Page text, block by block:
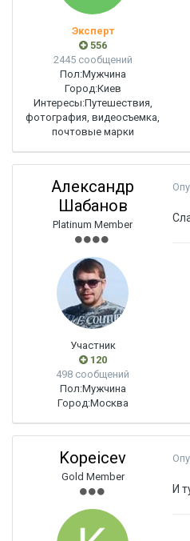
Эксперт
556
2445 сообщений
Пол:Мужчина
Город:Киев
Интересы:Путешествия,
фотография, видеосъемка,
почтовые марки
Александр
Шабанов
Platinum Member
Участник
120
498 сообщений
Пол:Мужчина
Город:Москва
Kopeicev
Gold Member
И